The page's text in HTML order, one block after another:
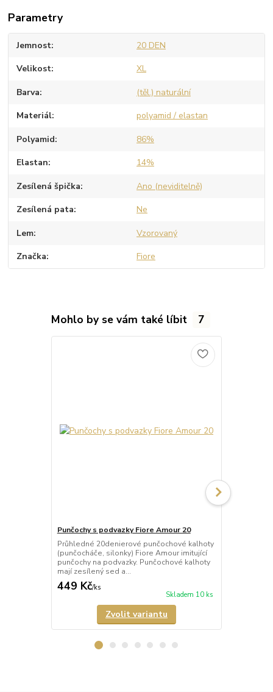
Parametry
Jemnost 20 DEN
Velikost XL
Barva (těl.) naturální
Materiál polyamid / elastan
Polyamid 86%
Elastan 14%
Zesílená špička Ano (neviditelně)
Zesílená pata Ne
Lem Vzorovaný
Značka Fiore
Mohlo by se vám také líbit 7
Punčochy s podvazky Fiore Amour 20
Průhledné 20denierové punčochové kalhoty
(punčocháče, silonky) Fiore Amour imitující
punčochy na podvazky. Punčochové kalhoty
mají zesílený sed a...
449 Kč/ks
Skladem 10 ks
Zvolit variantu